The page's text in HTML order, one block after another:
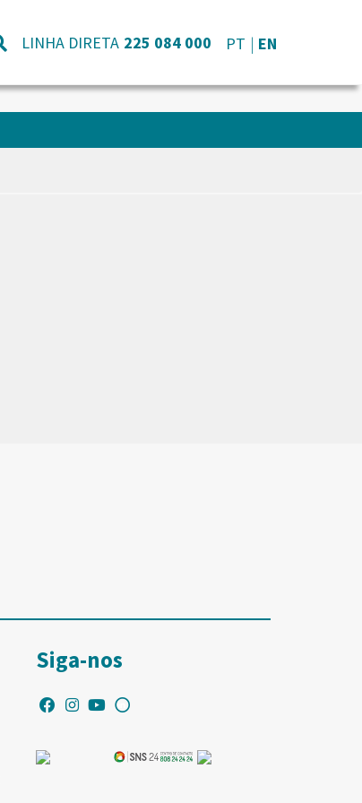
LINHA DIRETA 225 084 000 PT EN
Siga-nos